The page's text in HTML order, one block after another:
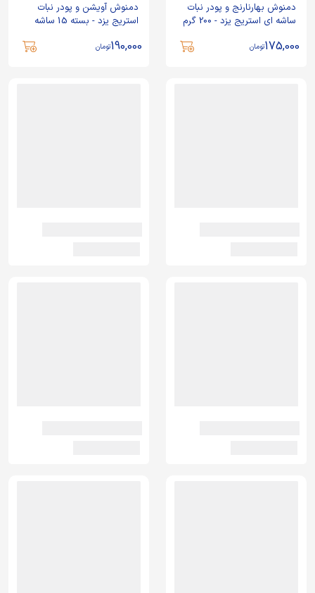
دمنوش بهارنارنج و پودر نبات
ساشه ای استریج یزد - 200 گرم
175,000تومان
دمنوش آویشن و پودر نبات
استریج یزد - بسته 15 ساشه
190,000تومان